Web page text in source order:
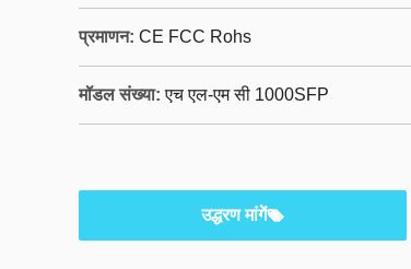
प्रमाणन: CE FCC Rohs
मॉडल संख्या: एच एल-एम सी 1000SFP
उद्धरण मांगें